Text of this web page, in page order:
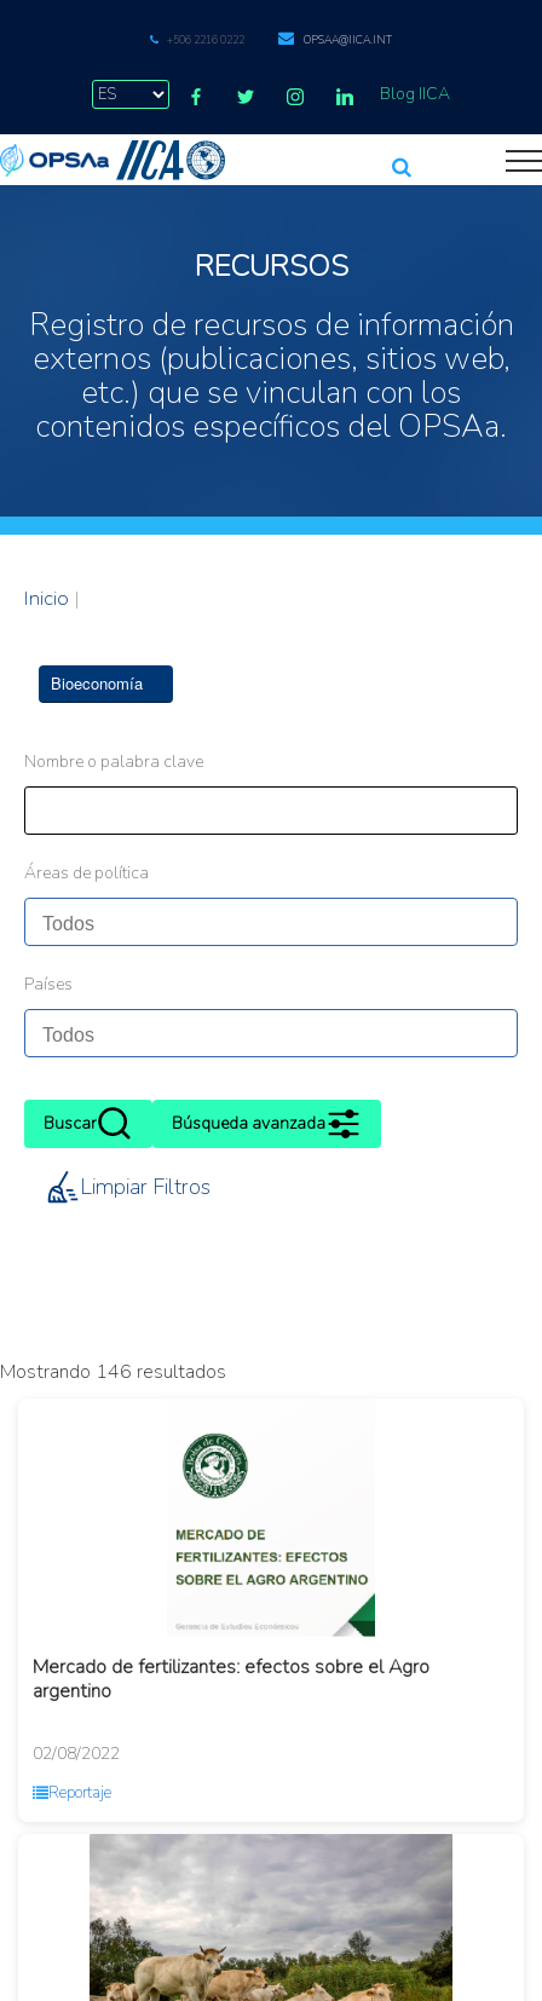
+506 2216 0222 OPSAA@IICA.INT
Blog IICA
RECURSOS
Registro de recursos de información
externos (publicaciones, sitios web,
etc.) que se vinculan con los
contenidos específicos del OPSAa.
Inicio |
Bioeconomía
Nombre o palabra clave
Áreas de política
Países
Buscar Búsqueda avanzada
Limpiar Filtros
Mostrando 146 resultados
Mercado de fertilizantes: efectos sobre el Agro
argentino
02/08/2022
Reportaje